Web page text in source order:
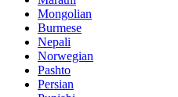
Mongolian
Burmese
Nepali
Norwegian
Pashto
Persian